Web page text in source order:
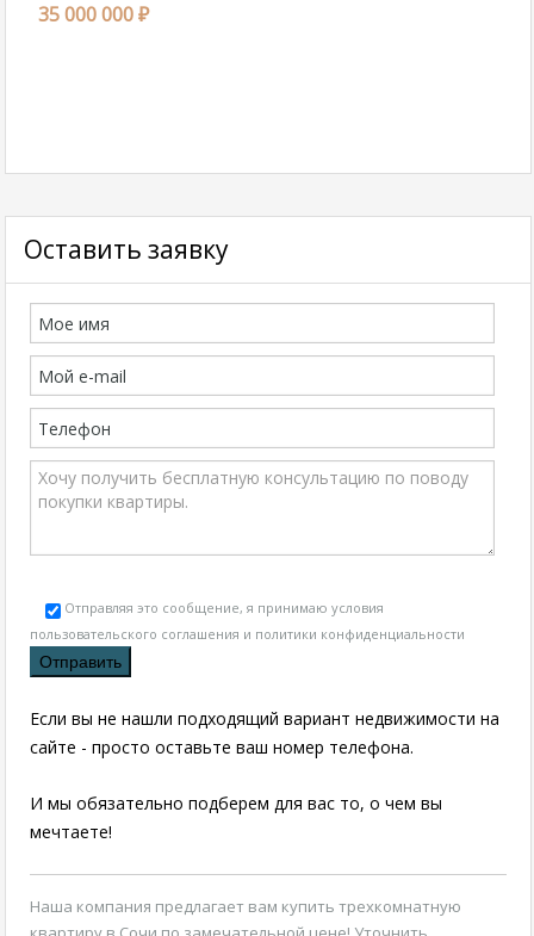
35 000 000 ₽
Оставить заявку
Отправляя это сообщение, я принимаю условия
пользовательского соглашения и политики конфиденциальности
Если вы не нашли подходящий вариант недвижимости на
сайте - просто оставьте ваш номер телефона.
И мы обязательно подберем для вас то, о чем вы
мечтаете!
Наша компания предлагает вам купить трехкомнатную